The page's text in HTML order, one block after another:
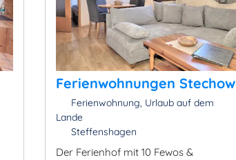
Ferienwohnungen Stechow
Ferienwohnung, Urlaub auf dem
Lande
Steffenshagen
Der Ferienhof mit 10 Fewos &